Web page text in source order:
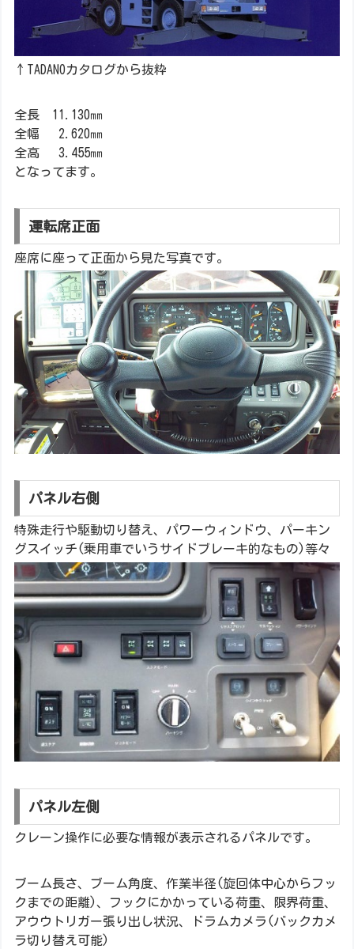
↑TADANOカタログから抜粋
全長 11.130㎜
全幅 2.620㎜
全高 3.455㎜
となってます。
運転席正面
座席に座って正面から見た写真です。
パネル右側
特殊走行や駆動切り替え、パワーウィンドウ、パーキン
グスイッチ(乗用車でいうサイドブレーキ的なもの)等々
パネル左側
クレーン操作に必要な情報が表示されるパネルです。
ブーム長さ、ブーム角度、作業半径(旋回体中心からフッ
クまでの距離)、フックにかかっている荷重、限界荷重、
アウウトリガー張り出し状況、ドラムカメラ(バックカメ
ラ切り替え可能)